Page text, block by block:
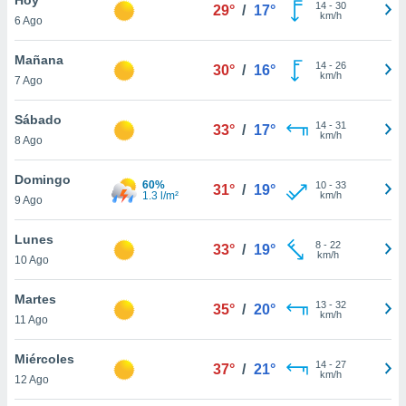
en
más
nuestra
de
cookies
aceptar
6 Ago
29° / 17° 14- 30
km/h
Mañana
7 Ago
30° / 16° 14- 26
km/h
Sábado
8 Ago
33° / 17° 14- 31
km/h
Domingo
9 Ago
60%
1.3 l/m²
31° / 19° 10- 33
km/h
Lunes
10 Ago
33° / 19° 8- 22
km/h
Martes
11 Ago
35° / 20° 13- 32
km/h
Miércoles
12 Ago
37° / 21° 14- 27
km/h